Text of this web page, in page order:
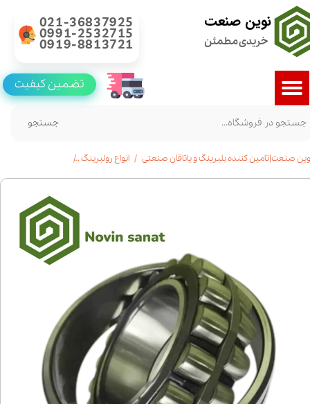
نوین صنعت
خریدی مطمئن
021-36837925
0991-2532715
0919-8813721
جستجو
تضمین کیفیت
صنعت|تامین کننده بلبرینگ و یاتاقان صنعتی انواع رولبرینگ